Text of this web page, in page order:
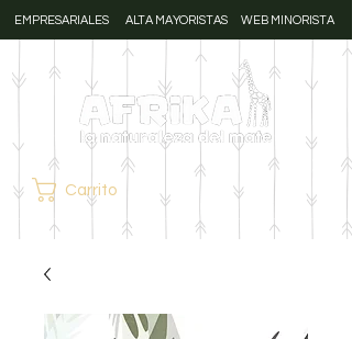
EMPRESARIALES ALTA MAYORISTAS WEB MINORISTA
Carrito